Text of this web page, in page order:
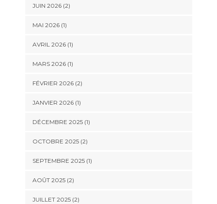
JUIN 2026(2)
MAI 2026(1)
AVRIL 2026(1)
MARS 2026(1)
FÉVRIER 2026(2)
JANVIER 2026(1)
DÉCEMBRE 2025(1)
OCTOBRE 2025(2)
SEPTEMBRE 2025(1)
AOÛT 2025(2)
JUILLET 2025(2)